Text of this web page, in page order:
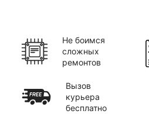
Не боимся
сложных
ремонтов
Вызов
курьера
бесплатно